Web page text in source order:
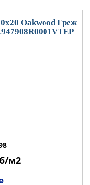
Oakwood Греж
м2